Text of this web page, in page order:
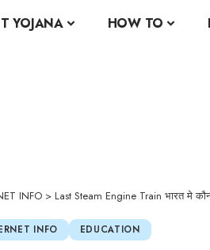
YOJANA HOW TO
INFO > Last Steam Engine Train भारत मे
INFO EDUCATION